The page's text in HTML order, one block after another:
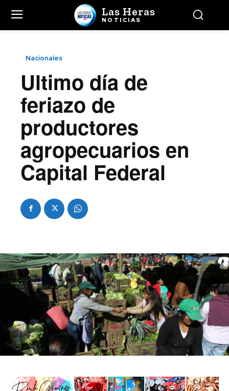
Las Heras
NOTICIAS
Nacionales
Ultimo día de
feriazo de
productores
agropecuarios en
Capital Federal